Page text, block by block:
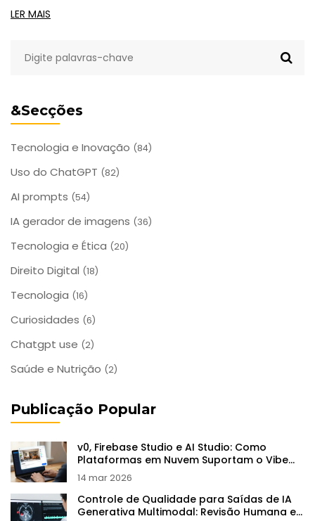
&Secções
Tecnologia e Inovação (84)
Uso do ChatGPT (82)
AI prompts (54)
IA gerador de imagens (36)
Tecnologia e Ética (20)
Direito Digital (18)
Tecnologia (16)
Curiosidades (6)
Chatgpt use (2)
Saúde e Nutrição (2)
Publicação Popular
v0, Firebase Studio e AI Studio: Como
Plataformas em Nuvem Suportam o Vibe
Coding
14 mar 2026
Controle de Qualidade para Saídas de IA
Generativa Multimodal: Revisão Humana e
cognitivas atuais.
LER MAIS